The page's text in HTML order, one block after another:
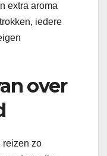
extra aroma
iedere
over
reizen zo